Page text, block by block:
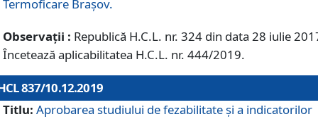
Termoficare Braşov.
Observații : Republică H.C.L. nr. 324 din data 28 iulie
Încetează aplicabilitatea H.C.L. nr. 444/2019.
837/10.12.2019
Titlu: Aprobarea studiului de fezabilitate și a indicatorilor